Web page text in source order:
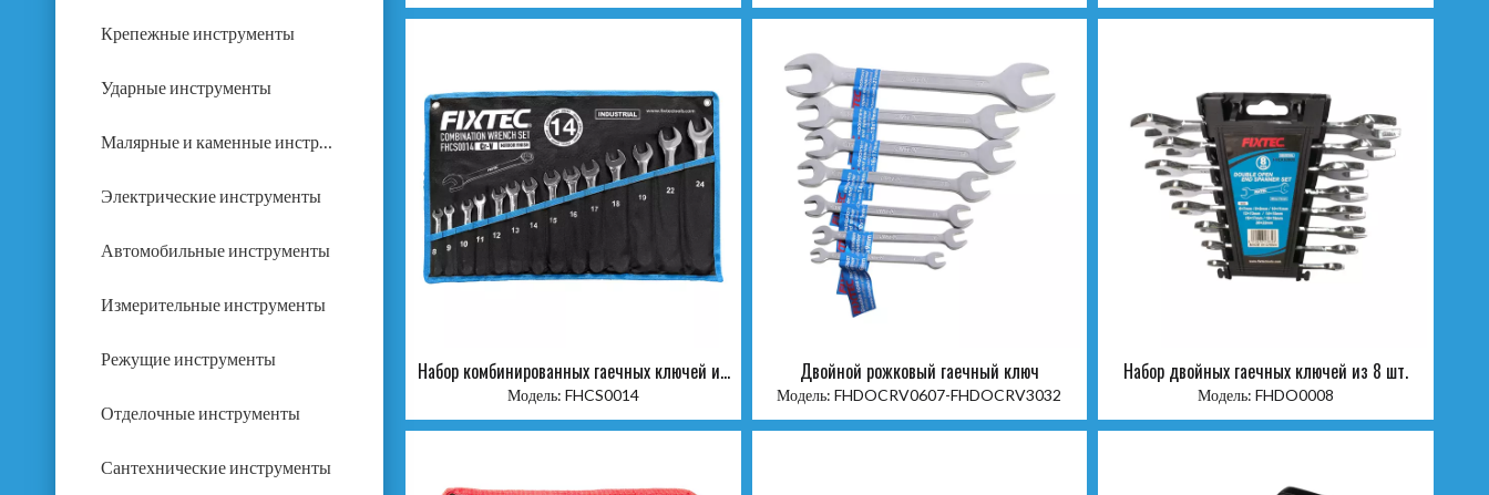
Крепежные инструменты
Ударные инструменты
Малярные и каменные инструменты
Электрические инструменты
Автомобильные инструменты
Измерительные инструменты
Режущие инструменты
Отделочные инструменты
Сантехнические инструменты
Набор комбинированных гаечных ключей из
14 шт.
Модель: FHCS0014
Двойной рожковый гаечный ключ
Модель: FHDOCRV0607-FHDOCRV3032
Набор двойных гаечных ключей из 8 шт.
Модель: FHDO0008